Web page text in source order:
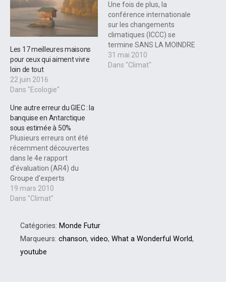
Les 17 meilleures maisons
pour ceux qui aiment vivre
loin de tout
22 juin 2016
Dans "Ecologie"
Une fois de plus, la
conférence internationale
sur les changements
climatiques (ICCC) se
termine SANS LA MOINDRE
COUVERTURE MÉDIATIQUE.
Allez-y, faites une
31 mai 2010
Dans "Climat"
Une autre erreur du GIEC : la
banquise en Antarctique
sous estimée à 50%
Plusieurs erreurs ont été
récemment découvertes
dans le 4e rapport
d'évaluation (AR4) du
Groupe d'experts
intergouvernemental sur
l'évolution du climat (GIEC
avec les glaciers de
l'Himalaya, l'agriculture
africaine, les forêts
19 mars 2010
Dans "Climat"
Catégories: Monde Futur
Marqueurs: chanson, video, What a Wonderful World,
youtube